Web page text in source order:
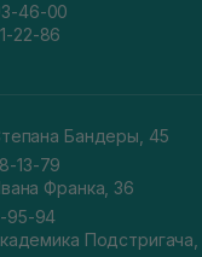
46-00
22-86
Бандеры, 45
13-79
Франка, 36
95-94